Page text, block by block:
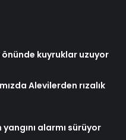
önünde kuyruklar uzuyor
Alevilerden rızalık
alarmı sürüyor